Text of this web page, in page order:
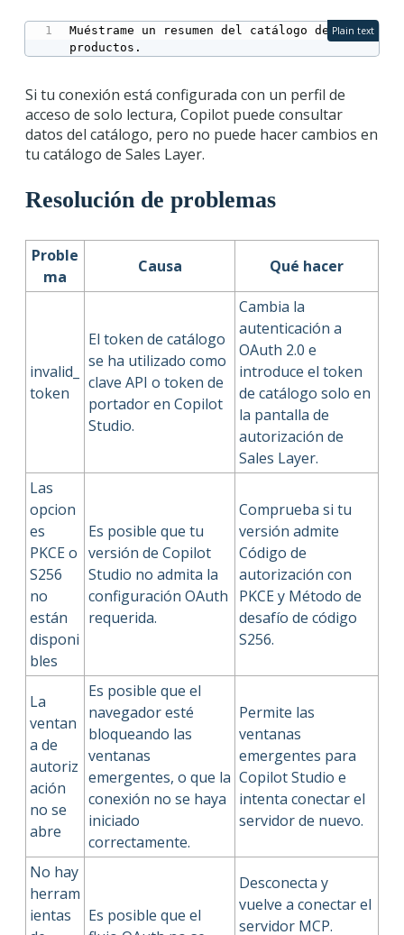
Muéstrame un resumen del catálogo de
productos.
Plain text
Si tu conexión está configurada con un perfil de
acceso de solo lectura, Copilot puede consultar
datos del catálogo, pero no puede hacer cambios en
tu catálogo de Sales Layer.
Resolución de problemas
Proble
ma
Causa Qué hacer
invalid_
token
El token de catálogo
se ha utilizado como
clave API o token de
portador en Copilot
Studio.
Cambia la
autenticación a
OAuth 2.0 e
introduce el token
de catálogo solo en
la pantalla de
autorización de
Sales Layer.
Las
opcion
es
PKCE o
S256
no
están
disponi
bles
Es posible que tu
versión de Copilot
Studio no admita la
configuración OAuth
requerida.
Comprueba si tu
versión admite
Código de
autorización con
PKCE y Método de
desafío de código
S256.
La
ventan
a de
autoriz
ación
no se
abre
Es posible que el
navegador esté
bloqueando las
ventanas
emergentes, o que la
conexión no se haya
iniciado
correctamente.
Permite las
ventanas
emergentes para
Copilot Studio e
intenta conectar el
servidor de nuevo.
No hay
herram
ientas
Es posible que el
Desconecta y
vuelve a conectar el
servidor MCP.